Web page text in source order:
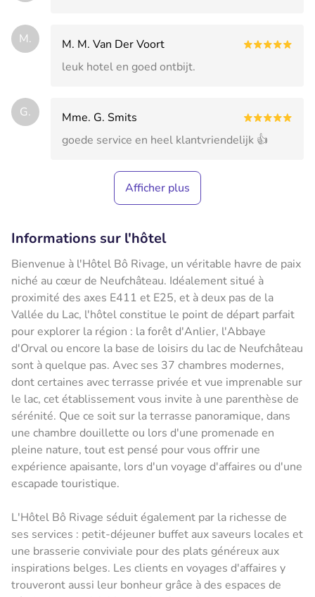
M.
M. M. Van Der Voort
leuk hotel en goed ontbijt.
G.
Mme. G. Smits
goede service en heel klantvriendelijk 👍
Afficher plus
Informations sur l'hôtel
Bienvenue à l'Hôtel Bô Rivage, un véritable havre de paix
niché au cœur de Neufchâteau. Idéalement situé à
proximité des axes E411 et E25, et à deux pas de la
Vallée du Lac, l'hôtel constitue le point de départ parfait
pour explorer la région : la forêt d'Anlier, l'Abbaye
d'Orval ou encore la base de loisirs du lac de Neufchâteau
sont à quelque pas. Avec ses 37 chambres modernes,
dont certaines avec terrasse privée et vue imprenable sur
le lac, cet établissement vous invite à une parenthèse de
sérénité. Que ce soit sur la terrasse panoramique, dans
une chambre douillette ou lors d'une promenade en
pleine nature, tout est pensé pour vous offrir une
expérience apaisante, lors d'un voyage d'affaires ou d'une
escapade touristique.
L'Hôtel Bô Rivage séduit également par la richesse de
ses services : petit-déjeuner buffet aux saveurs locales et
une brasserie conviviale pour des plats généreux aux
inspirations belges. Les clients en voyages d'affaires y
trouveront aussi leur bonheur grâce à des espaces de